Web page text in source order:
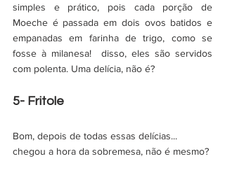
simples e prático, pois cada porção de
Moeche é passada em dois ovos batidos e
empanadas em farinha de trigo, como se
fosse à milanesa!  disso, eles são servidos
com polenta. Uma delícia, não é?
5- Fritole
Bom, depois de todas essas delícias...
chegou a hora da sobremesa, não é mesmo?